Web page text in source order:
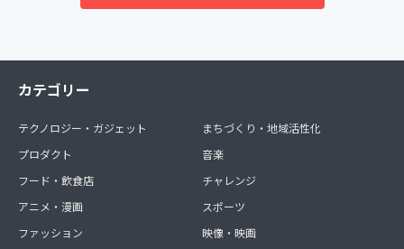
カテゴリー
テクノロジー・ガジェット
プロダクト
フード・飲食店
アニメ・漫画
ファッション
まちづくり・地域活性化
音楽
チャレンジ
スポーツ
映像・映画